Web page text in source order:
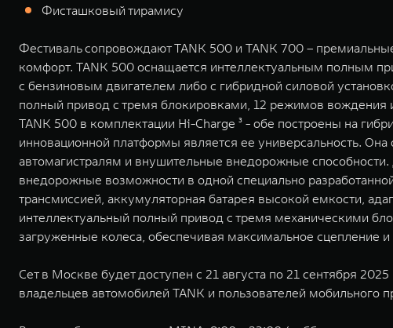
Фисташковый тирамису
Фестиваль сопровождают TANK 500 и TANK 700 –
комфорт. TANK 500 оснащается интеллектуальным полным
с бензиновым двигателем либо с гибридной силовой
полный привод с тремя блокировками, 12 режимов вождения
TANK 500 в комплектации Hi-Charge ³ - обе построены на
инновационной платформы является ее универсальность.
автомагистралям и внушительные внедорожные
внедорожные возможности в одной специально
трансмиссией, аккумуляторная батарея высокой емкости,
интеллектуальный полный привод с тремя механическими
загруженные колеса, обеспечивая максимальное сцепление
Сет в Москве будет доступен с 21 августа по 21 сентября
владельцев автомобилей TANK и пользователей